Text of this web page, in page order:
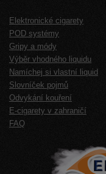
Elektronické cigarety
POD systémy
Gripy a módy
Výběr vhodného liquidu
Namíchej si vlastní liquid
Slovníček pojmů
Odvykání kouření
E-cigarety v zahraničí
FAQ